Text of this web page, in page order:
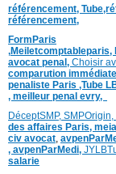
référencement,
référencement,
FormParis
,Meiletcomptableparis,
avocat penal, Choisir
comparution
penaliste Paris ,Tube
, meilleur penal evry,
DéceptSMP, SMPOrigin,
des affaires Paris,
civ avocat,
, avpenParMedi,
salarie